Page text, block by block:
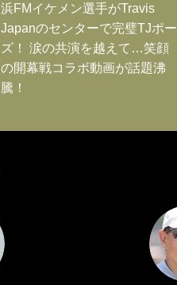
浜FMイケメン選手がTravis
Japanのセンターで完璧TJポー
ズ！ 涙の共演を越えて…笑顔
の開幕戦コラボ動画が話題沸
騰！